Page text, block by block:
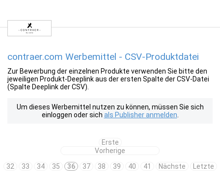
contraer.com Werbemittel - CSV-Produktdatei
Zur Bewerbung der einzelnen Produkte verwenden Sie bitte den
jeweiligen Produkt-Deeplink aus der ersten Spalte der CSV-Datei
(Spalte Deeplink der CSV).
Um dieses Werbemittel nutzen zu können, müssen Sie sich
einloggen oder sich als Publisher anmelden
Erste
Vorherige
32
33 34 35 36 37 38 39 40 41 Nächste Letzte